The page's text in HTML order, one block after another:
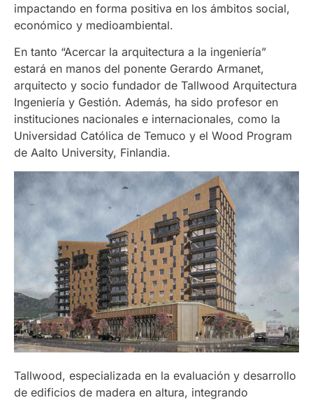
impactando en forma positiva en los ámbitos social,
económico y medioambiental.
En tanto “Acercar la arquitectura a la ingeniería”
estará en manos del ponente Gerardo Armanet,
arquitecto y socio fundador de Tallwood Arquitectura
Ingeniería y Gestión. Además, ha sido profesor en
instituciones nacionales e internacionales, como la
Universidad Católica de Temuco y el Wood Program
de Aalto University, Finlandia.
Tallwood, especializada en la evaluación y desarrollo
de edificios de madera en altura, integrando